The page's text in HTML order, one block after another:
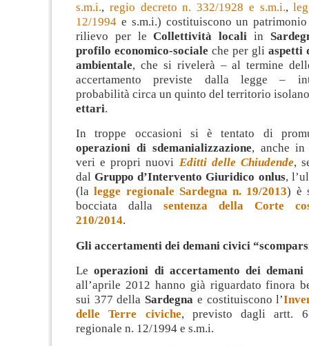
s.m.i., regio decreto n. 332/1928 e s.m.i.,
12/1994 e s.m.i.) costituiscono un
rilievo per leCollettività locali in
profilo economico-sociale che per gli aspetti
ambientale, che si rivelerà – al termine
accertamento previste dalla legge –
probabilità circa un quinto del territorio
ettari.
In troppe occasioni si è tentato di
operazioni di sdemanializzazione, anche
veri e propri nuovi Editti delle Chiudende,
dalGruppo d’Intervento Giuridico onlus,
(lalegge regionale Sardegna n. 19/2013) è
bocciata dalla sentenza della Corte
210/2014.
Gli accertamenti dei demani civici
Leoperazioni di accertamento dei
all’aprile 2012 hanno già riguardato finora
sui 377 della Sardegna e costituiscono l’
delle Terre civiche, previsto dagli artt.
regionale n. 12/1994 e s.m.i.